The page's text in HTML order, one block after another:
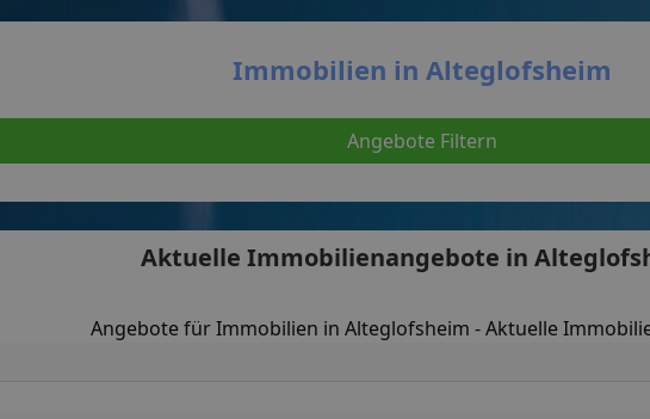
Immobilien in Alteglofsheim
Angebote Filtern
Aktuelle Immobilienangebote in
Angebote für Immobilien in Alteglofsheim - Aktuelle